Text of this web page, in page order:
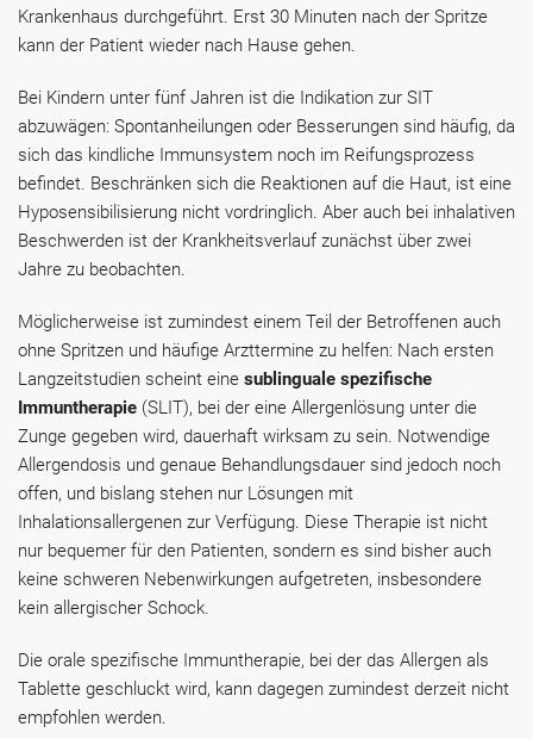
Krankenhaus durchgeführt. Erst 30 Minuten nach der Spritze
kann der Patient wieder nach Hause gehen.
Bei Kindern unter fünf Jahren ist die Indikation zur SIT
abzuwägen: Spontanheilungen oder Besserungen sind häufig, da
sich das kindliche Immunsystem noch im Reifungsprozess
befindet. Beschränken sich die Reaktionen auf die Haut, ist eine
Hyposensibilisierung nicht vordringlich. Aber auch bei inhalativen
Beschwerden ist der Krankheitsverlauf zunächst über zwei
Jahre zu beobachten.
Möglicherweise ist zumindest einem Teil der Betroffenen auch
ohne Spritzen und häufige Arzttermine zu helfen: Nach ersten
Langzeitstudien scheint eine sublinguale spezifische
Immuntherapie (SLIT), bei der eine Allergenlösung unter die
Zunge gegeben wird, dauerhaft wirksam zu sein. Notwendige
Allergendosis und genaue Behandlungsdauer sind jedoch noch
offen, und bislang stehen nur Lösungen mit
Inhalationsallergenen zur Verfügung. Diese Therapie ist nicht
nur bequemer für den Patienten, sondern es sind bisher auch
keine schweren Nebenwirkungen aufgetreten, insbesondere
kein allergischer Schock.
Die orale spezifische Immuntherapie, bei der das Allergen als
Tablette geschluckt wird, kann dagegen zumindest derzeit nicht
empfohlen werden.